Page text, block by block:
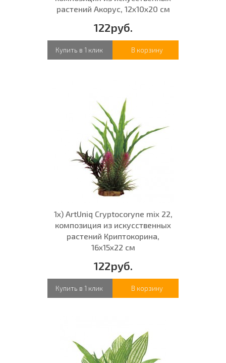
растений Акорус, 12x10x20 см
122руб.
Купить в 1 клик В корзину
1х) ArtUniq Cryptocoryne mix 22,
композиция из искусственных
растений Криптокорина,
16x15x22 см
122руб.
Купить в 1 клик В корзину